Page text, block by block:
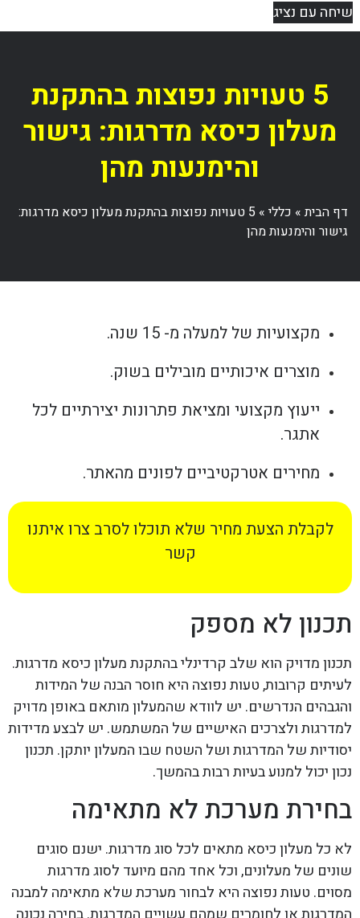
שיחה עם נציג
5 טעויות נפוצות בהתקנת
מעלון כיסא מדרגות: גישור
והימנעות מהן
דף הבית» כללי» 5 טעויות נפוצות בהתקנת מעלון כיסא מדרגות:
גישור והימנעות מהן
מקצועיות של למעלה מ- 15 שנה.
מוצרים איכותיים מובילים בשוק.
ייעוץ מקצועי ומציאת פתרונות יצירתיים לכל
אתגר.
מחירים אטרקטיביים לפונים מהאתר.
לקבלת הצעת מחיר שלא תוכלו לסרב צרו איתנו
קשר
תכנון לא מספק
תכנון מדויק הוא שלב קרדינלי בהתקנת מעלון כיסא מדרגות.
לעיתים קרובות, טעות נפוצה היא חוסר הבנה של המידות
והגבהים הנדרשים. יש לוודא שהמעלון מותאם באופן מדויק
למדרגות ולצרכים האישיים של המשתמש. יש לבצע מדידות
יסודיות של המדרגות ושל השטח שבו המעלון יותקן. תכנון
נכון יכול למנוע בעיות רבות בהמשך.
בחירת מערכת לא מתאימה
לא כל מעלון כיסא מתאים לכל סוג מדרגות. ישנם סוגים
שונים של מעלונים, וכל אחד מהם מיועד לסוג מדרגות
מסוים. טעות נפוצה היא לבחור מערכת שלא מתאימה למבנה